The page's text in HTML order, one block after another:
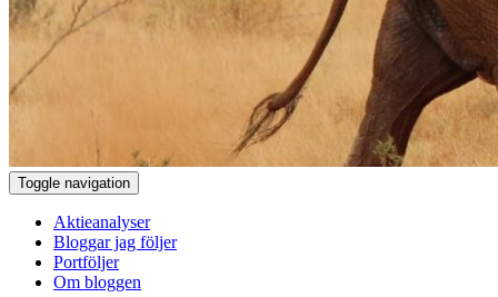
Toggle navigation
Aktieanalyser
Bloggar jag följer
Portföljer
Om bloggen